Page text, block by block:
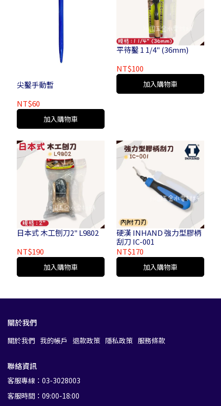
尖鑿手動暫
NT$60
加入購物車
平待鑿 1 1/4" (36mm)
NT$100
加入購物車
日本式 木工刨刀2" L9802
NT$190
加入購物車
硬漢 INHAND 強力型膠柄
刮刀 IC-001
NT$170
加入購物車
關於我們
關於我們 我的帳戶 退款政策 隱私政策 服務條款
聯絡資訊
客服專線：03-3028003
客服時間：09:00-18:00